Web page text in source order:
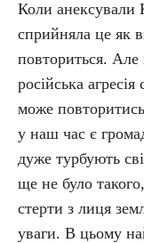
Коли анексували
сприйняла це як
повториться.
російська
може
у наш час є
дуже турбують
ще не було
стерти з лиця
уваги. В цьому